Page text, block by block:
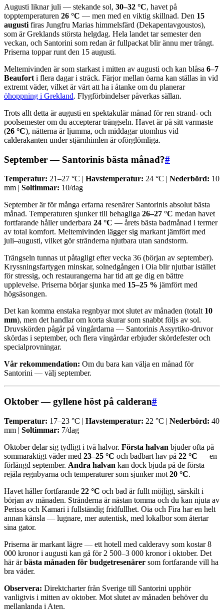
Augusti liknar juli — stekande sol, 30–32 °C, havet på
topptemperaturen 26 °C — men med en viktig skillnad. Den 15
augusti firas Jungfru Marias himmelsfärd (Dekapentavgoustos),
som är Greklands största helgdag. Hela landet tar semester den
veckan, och Santorini som redan är fullpackat blir ännu mer trångt.
Priserna toppar runt den 15 augusti.
Meltemivinden är som starkast i mitten av augusti och kan blåsa 6–7
Beaufort i flera dagar i sträck. Färjor mellan öarna kan ställas in vid
extremt väder, vilket är värt att ha i åtanke om du planerar
öhoppning i Grekland. Flygförbindelser påverkas sällan.
Trots allt detta är augusti en spektakulär månad för ren strand- och
poolsemester om du accepterar trängseln. Havet är på sitt varmaste
(26 °C), nätterna är ljumma, och middagar utomhus vid
calderakanten under stjärnhimlen är oförglömliga.
September — Santorinis bästa månad?#
Temperatur: 21–27 °C | Havstemperatur: 24 °C | Nederbörd: 10
mm | Soltimmar: 10/dag
September är för många erfarna resenärer Santorinis absolut bästa
månad. Temperaturen sjunker till behagliga 26–27 °C medan havet
fortfarande håller underbara 24 °C — årets bästa badmånad i termer
av total komfort. Meltemivinden lägger sig markant jämfört med
juli–augusti, vilket gör stränderna njutbara utan sandstorm.
Trängseln tunnas ut påtagligt efter vecka 36 (början av september).
Kryssningsfartygen minskar, solnedgången i Oia blir njutbar istället
för stressig, och restaurangerna har tid att ge dig en bättre
upplevelse. Priserna börjar sjunka med 15–25 % jämfört med
högsäsongen.
Det kan komma enstaka regnbyar mot slutet av månaden (totalt 10
mm), men det handlar om korta skurar som snabbt följs av sol.
Druvskörden pågår på vingårdarna — Santorinis Assyrtiko-druvor
skördas i september, och flera vingårdar erbjuder skördefester och
specialprovningar.
Vår rekommendation: Om du bara kan välja en månad för
Santorini — välj september.
Oktober — gyllene höst på calderan#
Temperatur: 17–23 °C | Havstemperatur: 22 °C | Nederbörd: 40
mm | Soltimmar: 7/dag
Oktober delar sig tydligt i två halvor. Första halvan bjuder ofta på
sommaraktigt väder med 23–25 °C och badbart hav på 22 °C — en
förlängd september. Andra halvan kan dock bjuda på de första
rejäla regnbyarna och temperaturer som sjunker mot 20 °C.
Havet håller fortfarande 22 °C och bad är fullt möjligt, särskilt i
början av månaden. Stränderna är nästan tomma och du kan njuta av
Perissa och Kamari i fullständig fridfullhet. Oia och Fira har en helt
annan känsla — lugnare, mer autentisk, med lokalbor som återtar
sina gator.
Priserna är markant lägre — ett hotell med calderavy som kostar 8
000 kronor i augusti kan gå för 2 500–3 000 kronor i oktober. Det
här ärbästa månaden för budgetresenärer som fortfarande vill ha
bra väder.
Observera: Direktcharter från Sverige till Santorini upphör
vanligtvis i mitten av oktober. Mot slutet av månaden behöver du
mellanlanda i Aten.